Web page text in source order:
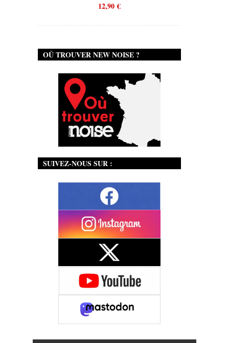
12,90€
OÙ TROUVER NEW NOISE ?
SUIVEZ-NOUS SUR :